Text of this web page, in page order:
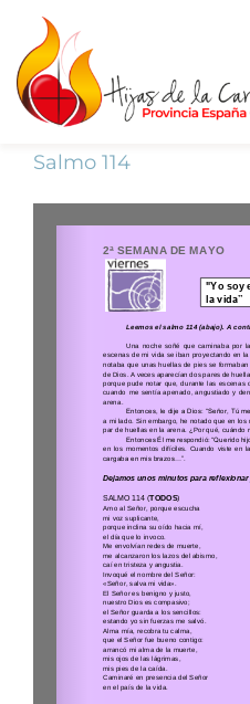
Saltar
contenido
Inicio
Quiénes somos
Dónde estamos
Qué hacemos
Ser Hija de la Caridad hoy
Contacto
Salmo 114